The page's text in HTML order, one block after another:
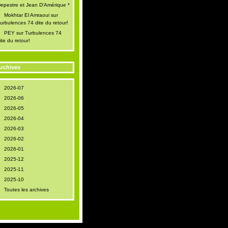
et Jean D'Amérique *
Mokhtar El Amraouisur
74 dite du retour!
PEYsurTurbulences 74
du retour!
2026-07
2026-06
2026-05
2026-04
2026-03
2026-02
2026-01
2025-12
2025-11
2025-10
Toutes les archives